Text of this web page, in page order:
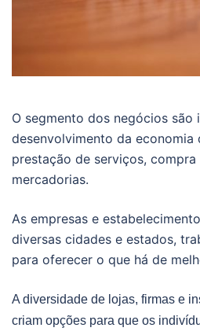
O segmento dos negócios são
desenvolvimento da economia
prestação de serviços, compra
mercadorias.
As empresas e
diversas cidades e estados,
para oferecer o que há de
A diversidade de lojas, firmas e
criam opções para que os